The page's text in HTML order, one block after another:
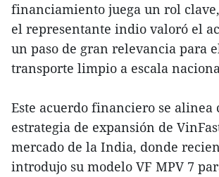
financiamiento juega un rol
el representante indio valoró el
un paso de gran relevancia para
transporte limpio a escala
Este acuerdo financiero se alinea
estrategia de expansión de
mercado de la India, donde
introdujo su modelo VF MPV 7